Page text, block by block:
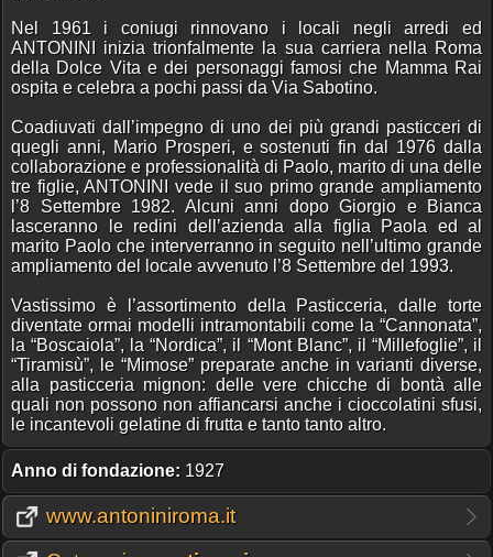
Nel 1961 i coniugi rinnovano i locali negli arredi ed
ANTONINI inizia trionfalmente la sua carriera nella Roma
della Dolce Vita e dei personaggi famosi che Mamma Rai
ospita e celebra a pochi passi da Via Sabotino.
Coadiuvati dall’impegno di uno dei più grandi pasticceri di
quegli anni, Mario Prosperi, e sostenuti fin dal 1976 dalla
collaborazione e professionalità di Paolo, marito di una delle
tre figlie, ANTONINI vede il suo primo grande ampliamento
l’8 Settembre 1982. Alcuni anni dopo Giorgio e Bianca
lasceranno le redini dell’azienda alla figlia Paola ed al
marito Paolo che interverranno in seguito nell’ultimo grande
ampliamento del locale avvenuto l’8 Settembre del 1993.
Vastissimo è l’assortimento della Pasticceria, dalle torte
diventate ormai modelli intramontabili come la “Cannonata”,
la “Boscaiola”, la “Nordica”, il “Mont Blanc”, il “Millefoglie”, il
“Tiramisù”, le “Mimose” preparate anche in varianti diverse,
alla pasticceria mignon: delle vere chicche di bontà alle
quali non possono non affiancarsi anche i cioccolatini sfusi,
le incantevoli gelatine di frutta e tanto tanto altro.
Anno di fondazione: 1927
www.antoniniroma.it